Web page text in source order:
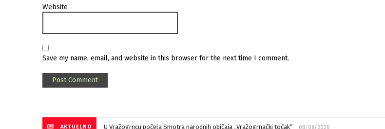
Website
Save my name, email, and website in this browser for the next time I comment.
AKTUELNO U Vražogrncu počela Smotra narodnih običaja „Vražogrnački točak“ 08/08/2026